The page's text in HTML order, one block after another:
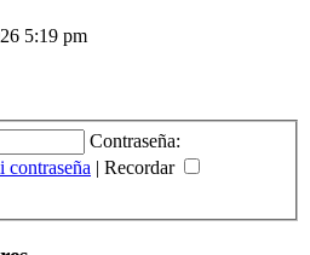
5:19 pm
Contraseña:
| Recordar